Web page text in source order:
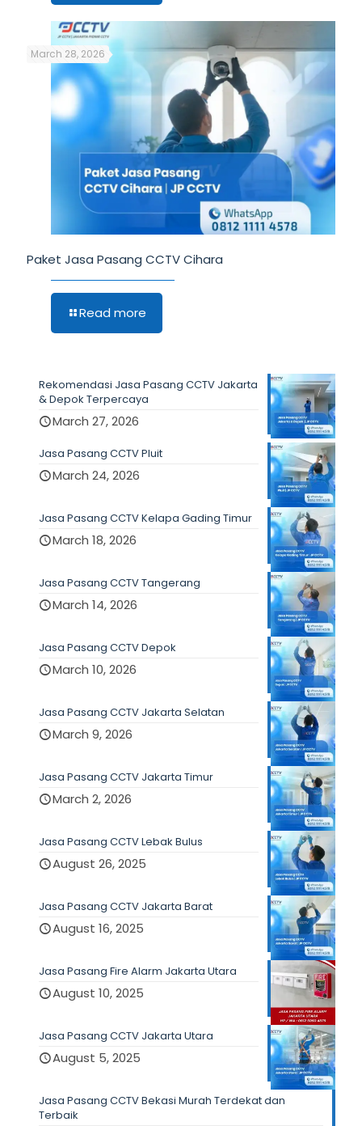
March 28, 2026
Paket Jasa Pasang CCTV Cihara
Read more
Rekomendasi Jasa Pasang CCTV Jakarta
& Depok Terpercaya
March 27, 2026
Jasa Pasang CCTV Pluit
March 24, 2026
Jasa Pasang CCTV Kelapa Gading Timur
March 18, 2026
Jasa Pasang CCTV Tangerang
March 14, 2026
Jasa Pasang CCTV Depok
March 10, 2026
Jasa Pasang CCTV Jakarta Selatan
March 9, 2026
Jasa Pasang CCTV Jakarta Timur
March 2, 2026
Jasa Pasang CCTV Lebak Bulus
August 26, 2025
Jasa Pasang CCTV Jakarta Barat
August 16, 2025
Jasa Pasang Fire Alarm Jakarta Utara
August 10, 2025
Jasa Pasang CCTV Jakarta Utara
August 5, 2025
Jasa Pasang CCTV Bekasi Murah Terdekat dan
Terbaik